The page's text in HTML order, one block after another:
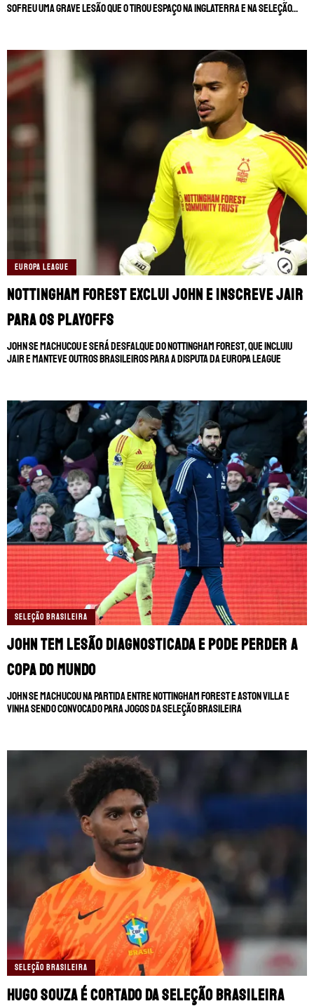
sofreu uma grave lesão que o tirou espaço na Inglaterra e na Seleção...
EUROPA LEAGUE
Nottingham Forest exclui John e inscreve Jair
para os playoffs
John se machucou e será desfalque do Nottingham Forest, que incluiu
Jair e manteve outros brasileiros para a disputa da Europa League
SELEÇÃO BRASILEIRA
John tem lesão diagnosticada e pode perder a
Copa do Mundo
John se machucou na partida entre Nottingham Forest e Aston Villa e
vinha sendo convocado para jogos da Seleção Brasileira
SELEÇÃO BRASILEIRA
Hugo Souza é cortado da Seleção Brasileira